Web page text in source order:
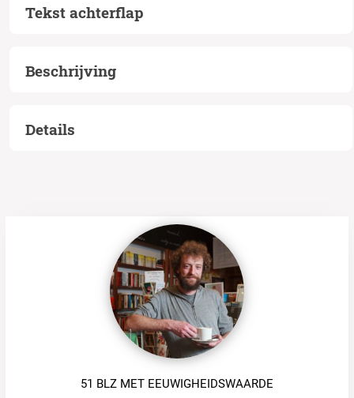
Tekst achterflap
Beschrijving
Details
51 BLZ MET EEUWIGHEIDSWAARDE